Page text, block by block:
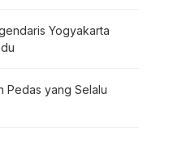
Yogyakarta
Pedas yang Selalu